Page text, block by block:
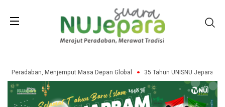
Peradaban, Menjemput Masa Depan Global 35 Tahun UNISNU Jepara: